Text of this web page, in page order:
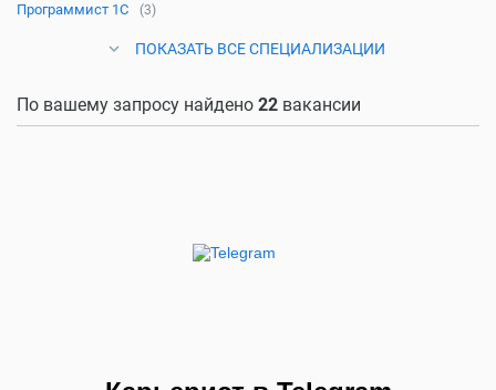
Программист 1С (3)
ПОКАЗАТЬ ВСЕ СПЕЦИАЛИЗАЦИИ
По вашему запросу найдено 22 вакансии